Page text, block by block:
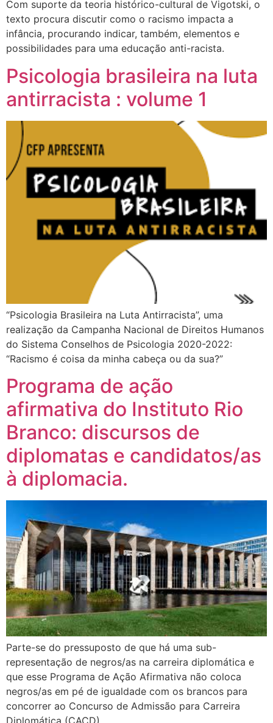
Com suporte da teoria histórico-cultural de Vigotski, o
texto procura discutir como o racismo impacta a
infância, procurando indicar, também, elementos e
possibilidades para uma educação anti-racista.
Psicologia brasileira na luta
antirracista : volume 1
“Psicologia Brasileira na Luta Antirracista”, uma
realização da Campanha Nacional de Direitos Humanos
do Sistema Conselhos de Psicologia 2020-2022:
“Racismo é coisa da minha cabeça ou da sua?”
Programa de ação
afirmativa do Instituto Rio
Branco: discursos de
diplomatas e candidatos/as
à diplomacia.
Parte-se do pressuposto de que há uma sub-
representação de negros/as na carreira diplomática e
que esse Programa de Ação Afirmativa não coloca
negros/as em pé de igualdade com os brancos para
concorrer ao Concurso de Admissão para Carreira